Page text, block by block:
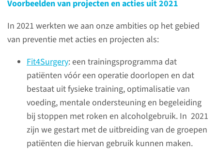
Voorbeelden van projecten en acties uit 2021
In 2021 werkten we aan onze ambities op het gebied
van preventie met acties en projecten als:
Fit4Surgery: een trainingsprogramma dat
patiënten vóór een operatie doorlopen en dat
bestaat uit fysieke training, optimalisatie van
voeding, mentale ondersteuning en begeleiding
bij stoppen met roken en alcoholgebruik. In 2021
zijn we gestart met de uitbreiding van de groepen
patiënten die hiervan gebruik kunnen maken.
Bekijk de uitzending
Impact 2021
Op deze webpagina's leest u
welke impact het Radboudumc
in 2021 heeft gehad.